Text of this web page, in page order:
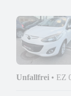
Unfallfrei • EZ